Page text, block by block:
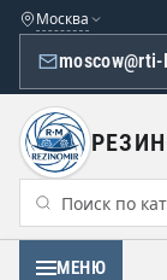
Москва
МЕНЮ